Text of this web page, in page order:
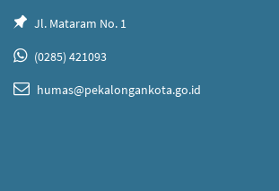
Jl. Mataram No. 1
(0285) 421093
humas@pekalongankota.go.id